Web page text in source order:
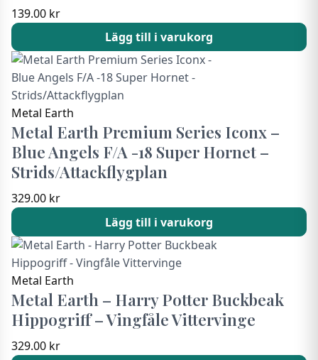
139.00 kr
Lägg till i varukorg
Metal Earth
Metal Earth Premium Series Iconx –
Blue Angels F/A -18 Super Hornet –
Strids/Attackflygplan
329.00 kr
Lägg till i varukorg
Metal Earth
Metal Earth – Harry Potter Buckbeak
Hippogriff – Vingfåle Vittervinge
329.00 kr